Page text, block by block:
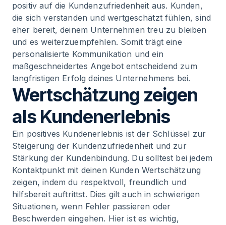
positiv auf die Kundenzufriedenheit aus. Kunden,
die sich verstanden und wertgeschätzt fühlen, sind
eher bereit, deinem Unternehmen treu zu bleiben
und es weiterzuempfehlen. Somit trägt eine
personalisierte Kommunikation und ein
maßgeschneidertes Angebot entscheidend zum
langfristigen Erfolg deines Unternehmens bei.
Wertschätzung zeigen
als Kundenerlebnis
Ein positives Kundenerlebnis ist der Schlüssel zur
Steigerung der Kundenzufriedenheit und zur
Stärkung der Kundenbindung. Du solltest bei jedem
Kontaktpunkt mit deinen Kunden Wertschätzung
zeigen, indem du respektvoll, freundlich und
hilfsbereit auftrittst. Dies gilt auch in schwierigen
Situationen, wenn Fehler passieren oder
Beschwerden eingehen. Hier ist es wichtig,